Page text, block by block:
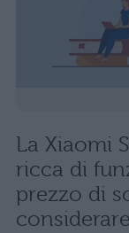
La Xiaomi
ricca di
prezzo di